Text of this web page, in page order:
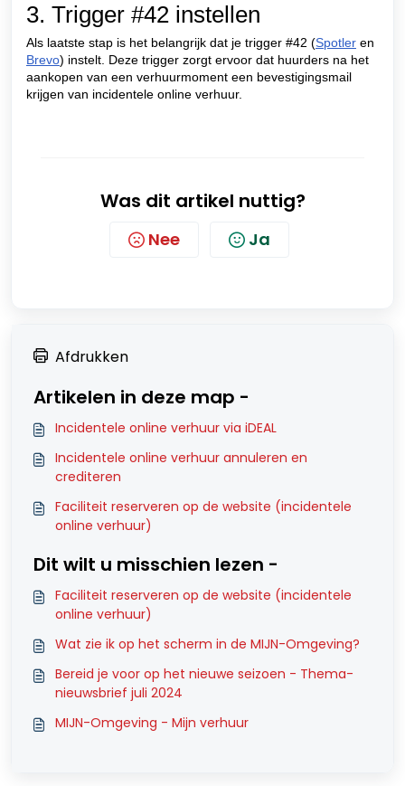
3. Trigger #42 instellen
Als laatste stap is het belangrijk dat je trigger #42 (Spotler en
Brevo) instelt. Deze trigger zorgt ervoor dat huurders na het
aankopen van een verhuurmoment een bevestigingsmail
krijgen van incidentele online verhuur.
Was dit artikel nuttig?
Nee Ja
Afdrukken
Artikelen in deze map -
Incidentele online verhuur via iDEAL
Incidentele online verhuur annuleren en
crediteren
Faciliteit reserveren op de website (incidentele
online verhuur)
Dit wilt u misschien lezen -
Faciliteit reserveren op de website (incidentele
online verhuur)
Wat zie ik op het scherm in de MIJN-Omgeving?
Bereid je voor op het nieuwe seizoen - Thema-
nieuwsbrief juli 2024
MIJN-Omgeving - Mijn verhuur